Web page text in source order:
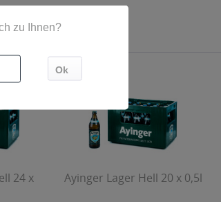
24 x
Ayinger Lager Hell 20 x 0,5l